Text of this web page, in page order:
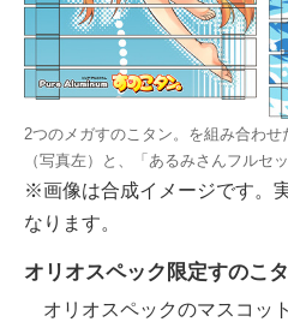
2つのメガすのこタン。を組み合わせ
（写真左）と、「あるみさんフルセ
※画像は合成イメージです。
なります。
オリオスペック限定すのこ
オリオスペックのマスコッ